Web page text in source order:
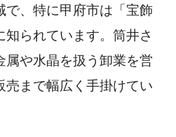
で、特に甲府市は「宝飾
られています。筒井さ
属や水晶を扱う卸業を営
売まで幅広く手掛けてい